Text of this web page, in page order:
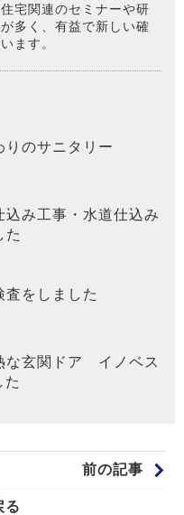
宅関連のセミナーや研
多く、有益で新しい確
ます。
りのサニタリー
込み工事・水道仕込み
た
査をしました
な玄関ドア イノベス
た
前の記事
る